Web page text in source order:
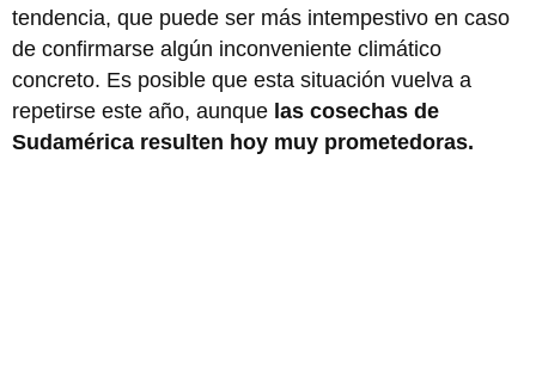
tendencia, que puede ser más intempestivo en caso
de confirmarse algún inconveniente climático
concreto. Es posible que esta situación vuelva a
repetirse este año, aunque las cosechas de
Sudamérica resulten hoy muy prometedoras.